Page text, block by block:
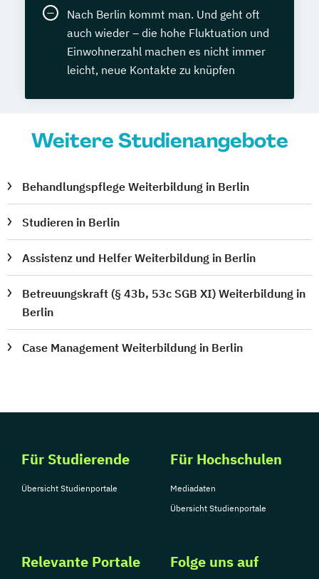
Nach Berlin kommt man. Und geht oft
auch wieder – die hohe Fluktuation und
Einwohnerzahl machen es nicht immer
leicht, neue Kontakte zu knüpfen
Weitere Studienangebote
Behandlungspflege Weiterbildung in Berlin
Studieren in Berlin
Assistenz und Helfer Weiterbildung in Berlin
Betreuungskraft (§ 43b, 53c SGB XI) Weiterbildung in
Berlin
Case Management Weiterbildung in Berlin
Für Studierende
Übersicht Studienportale
Für Hochschulen
Mediadaten
Übersicht Studienportale
Relevante Portale Folge uns auf